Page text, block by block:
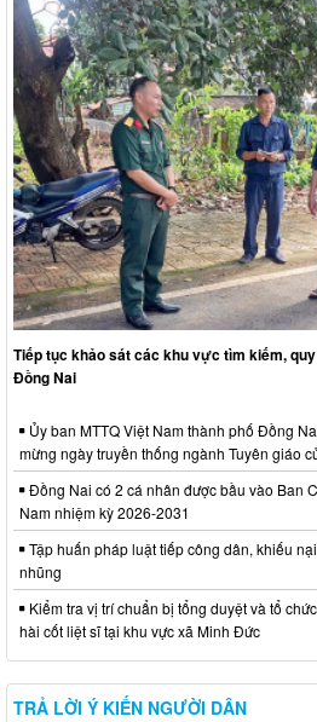
Tiếp tục khảo sát các khu vực tìm kiếm,
Đồng Nai
Ủy ban MTTQ Việt Nam thành phố Đồng
mừng ngày truyền thống ngành Tuyên giáo
Đồng Nai có 2 cá nhân được bầu vào Ban
Nam nhiệm kỳ 2026-2031
Tập huấn pháp luật tiếp công dân, khiếu
nhũng
Kiểm tra vị trí chuẩn bị tổng duyệt và tổ
hài cốt liệt sĩ tại khu vực xã Minh Đức
TRẢ LỜI Ý KIẾN NGƯỜI DÂN